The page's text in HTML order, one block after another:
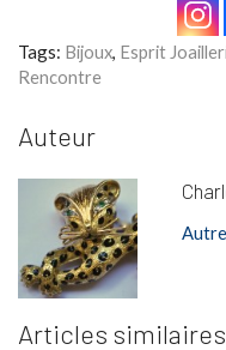
Tags: Bijoux, Esprit
Rencontre
Auteur
Articles similaires